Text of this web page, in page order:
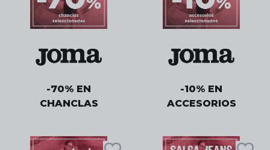
-70% EN
CHANCLAS
-10% EN
ACCESORIOS